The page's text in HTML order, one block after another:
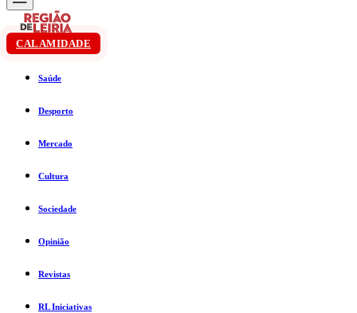
CALAMIDADE
Saúde
Desporto
Mercado
Cultura
Sociedade
Opinião
Revistas
RL Iniciativas